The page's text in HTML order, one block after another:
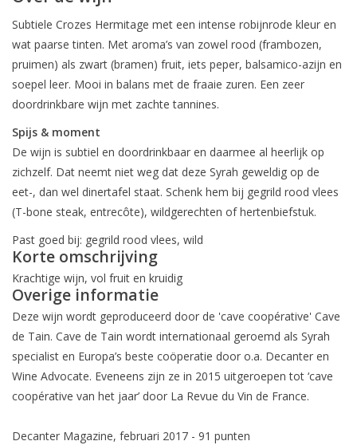
Subtiele Crozes Hermitage met een intense robijnrode kleur en
wat paarse tinten. Met aroma’s van zowel rood (frambozen,
pruimen) als zwart (bramen) fruit, iets peper, balsamico-azijn en
soepel leer. Mooi in balans met de fraaie zuren. Een zeer
doordrinkbare wijn met zachte tannines.
Spijs & moment
De wijn is subtiel en doordrinkbaar en daarmee al heerlijk op
zichzelf. Dat neemt niet weg dat deze Syrah geweldig op de
eet-, dan wel dinertafel staat. Schenk hem bij gegrild rood vlees
(T-bone steak, entrecôte), wildgerechten of hertenbiefstuk.
Past goed bij: gegrild rood vlees, wild
Korte omschrijving
Krachtige wijn, vol fruit en kruidig
Overige informatie
Deze wijn wordt geproduceerd door de 'cave coopérative' Cave
de Tain. Cave de Tain wordt internationaal geroemd als Syrah
specialist en Europa’s beste coöperatie door o.a. Decanter en
Wine Advocate. Eveneens zijn ze in 2015 uitgeroepen tot ‘cave
coopérative van het jaar’ door La Revue du Vin de France.
Decanter Magazine, februari 2017 - 91 punten